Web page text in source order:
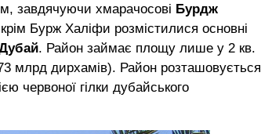
завдячуючи хмарачосові Бурдж
Бурж Халіфи розмістилися основні
. Район займає площу лише у 2 кв.
млрд дирхамів). Район розташовується
червоної гілки дубайського